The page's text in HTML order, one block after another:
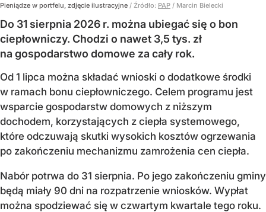
Pieniądze w portfelu, zdjęcie ilustracyjne / Źródło: PAP / Marcin Bielecki
Do 31 sierpnia 2026 r. można ubiegać się o bon
ciepłowniczy. Chodzi o nawet 3,5 tys. zł
na gospodarstwo domowe za cały rok.
Od 1 lipca można składać wnioski o dodatkowe środki
w ramach bonu ciepłowniczego. Celem programu jest
wsparcie gospodarstw domowych z niższym
dochodem, korzystających z ciepła systemowego,
które odczuwają skutki wysokich kosztów ogrzewania
po zakończeniu mechanizmu zamrożenia cen ciepła.
Nabór potrwa do 31 sierpnia. Po jego zakończeniu gminy
będą miały 90 dni na rozpatrzenie wniosków. Wypłat
można spodziewać się w czwartym kwartale tego roku.